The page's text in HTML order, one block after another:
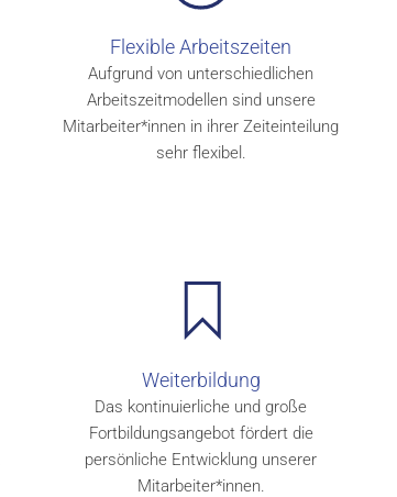
Flexible Arbeitszeiten
Aufgrund von unterschiedlichen
Arbeitszeitmodellen sind unsere
Mitarbeiter*innen in ihrer Zeiteinteilung
sehr flexibel.
Weiterbildung
Das kontinuierliche und große
Fortbildungsangebot fördert die
persönliche Entwicklung unserer
Mitarbeiter*innen.